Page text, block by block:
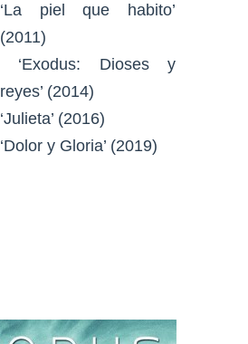
‘La piel que habito’
(2011)
‘Exodus: Dioses y
reyes’ (2014)
‘Julieta’ (2016)
‘Dolor y Gloria’ (2019)